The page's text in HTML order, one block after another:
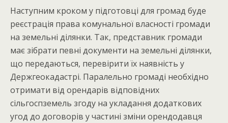
Наступним кроком у підготовці для громад буде
реєстрація права комунальної власності громади
на земельні ділянки. Так, представник громади
має зібрати певні документи на земельні ділянки,
що передаються, перевірити їх наявність у
Держгеокадастрі. Паралельно громаді необхідно
отримати від орендарів відповідних
сільгоспземель згоду на укладання додаткових
угод до договорів у частині зміни орендодавця